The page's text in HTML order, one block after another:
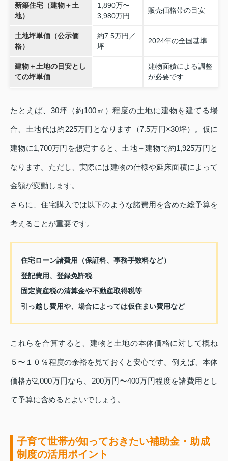
新築住宅（建物＋土
地）
1,890万〜
3,980万円
販売価格帯の目安
土地坪単価（公示価
格）
約7.5万円／
坪
2024年の全国基準
建物＋土地の目安とし
ての坪単価
—
建物面積による調整
が必要です
たとえば、30坪（約100㎡）程度の土地に建物を建てる場
合、土地代は約225万円となります（7.5万円×30坪）。仮に
建物に1,700万円を想定すると、土地＋建物で約1,925万円と
なります。ただし、実際には建物の仕様や延床面積によって
金額が変動します。
さらに、住宅購入では以下のような諸費用を含めた総予算を
考えることが重要です。
住宅ローン諸費用（保証料、事務手数料など）
登記費用、登録免許税
固定資産税の清算金や不動産取得税等
引っ越し費用や、場合によっては仮住まい費用など
これらを合算すると、建物と土地の本体価格に対して概ね
５〜１０％程度の余裕を見ておくと安心です。例えば、本体
価格が2,000万円なら、200万円〜400万円程度を諸費用とし
て予算に含めるとよいでしょう。
子育て世帯が知っておきたい補助金・助成
制度の活用ポイント